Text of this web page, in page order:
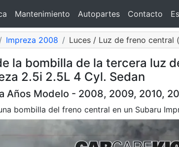
Mantenimiento Autopartes Contacto
Impreza 2008 Luces / Luz de freno central
la bombilla de la tercera luz
2.5i 2.5L 4 Cyl. Sedan
Años Modelo - 2008, 2009, 2010,
bombilla del freno central en un Subaru